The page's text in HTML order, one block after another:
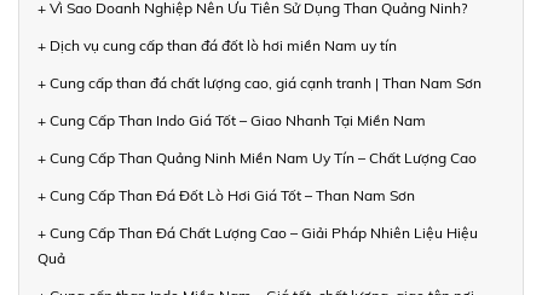
+ Vì Sao Doanh Nghiệp Nên Ưu Tiên Sử Dụng Than Quảng Ninh?
+ Dịch vụ cung cấp than đá đốt lò hơi miền Nam uy tín
+ Cung cấp than đá chất lượng cao, giá cạnh tranh | Than Nam Sơn
+ Cung Cấp Than Indo Giá Tốt – Giao Nhanh Tại Miền Nam
+ Cung Cấp Than Quảng Ninh Miền Nam Uy Tín – Chất Lượng Cao
+ Cung Cấp Than Đá Đốt Lò Hơi Giá Tốt – Than Nam Sơn
+ Cung Cấp Than Đá Chất Lượng Cao – Giải Pháp Nhiên Liệu Hiệu
Quả